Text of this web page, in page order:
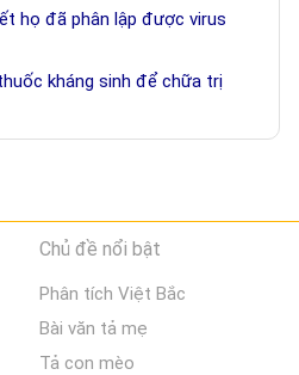
họ đã phân lập được virus
kháng sinh để chữa trị
Chủ đề nổi bật
Phân tích Việt Bắc
Bài văn tả mẹ
Tả con mèo